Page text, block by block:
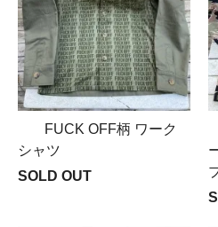
FUCK OFF柄 ワーク
シャツ
SOLD OUT